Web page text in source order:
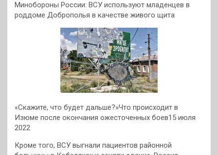
Минобороны России: ВСУ используют младенцев в
роддоме Доброполья в качестве живого щита
«Скажите, что будет дальше?»Что происходит в
Изюме после окончания ожесточенных боев15 июля
2022
Кроме того, ВСУ выгнали пациентов районной